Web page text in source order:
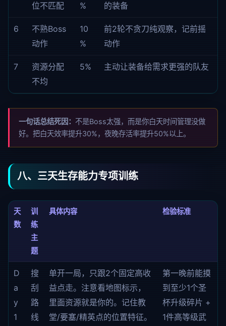
位不匹配
%
的装备
6
不熟Boss
动作
10
%
前2轮不贪刀纯观察，记前摇
动作
7
资源分配
不均
5% 主动让装备给需求更强的队友
一句话总结死因： 不是Boss太强，而是你白天时间管理没做
好。把白天效率提升30%，夜晚存活率提升50%以上。
八、三天生存能力专项训练
天
数
训
练
主
题
具体内容 检验标准
D
a
y
1
搜
刮
路
线
单开一局，只跟2个固定高收
益点走。注意看地图标示，
里面资源就是你的。记住教
堂/要塞/精英点的位置特征。
第一晚前能摸
到至少1个圣
杯升级碎片 +
1件高等级武